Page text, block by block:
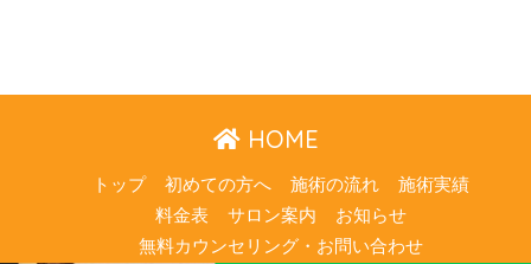
HOME
トップ 初めての方へ 施術の流れ
施術実績
料金表
サロン案内
お知らせ
無料カウンセリング・お問い合わせ